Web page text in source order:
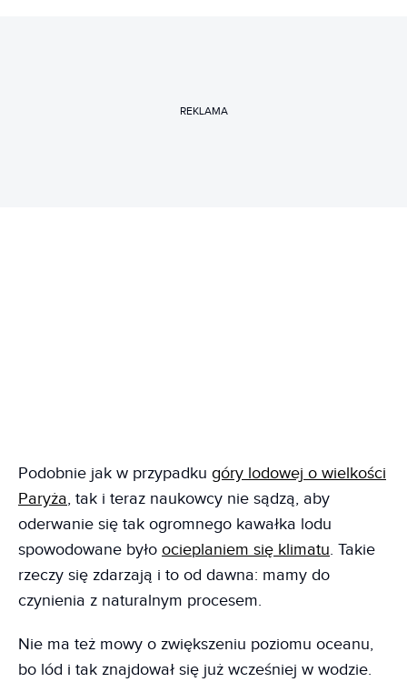
REKLAMA
Podobnie jak w przypadku góry lodowej o wielkości
Paryża, tak i teraz naukowcy nie sądzą, aby
oderwanie się tak ogromnego kawałka lodu
spowodowane było ocieplaniem się klimatu. Takie
rzeczy się zdarzają i to od dawna: mamy do
czynienia z naturalnym procesem.
Nie ma też mowy o zwiększeniu poziomu oceanu,
bo lód i tak znajdował się już wcześniej w wodzie.